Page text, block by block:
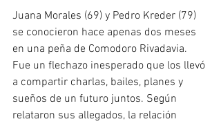
Juana Morales (69) y Pedro Kreder (79)
se conocieron hace apenas dos meses
en una peña de Comodoro Rivadavia.
Fue un flechazo inesperado que los llevó
a compartir charlas, bailes, planes y
sueños de un futuro juntos. Según
relataron sus allegados, la relación